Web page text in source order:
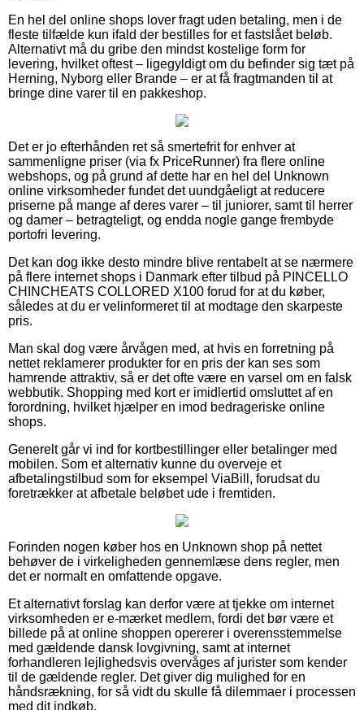
En hel del online shops lover fragt uden betaling, men i de
fleste tilfælde kun ifald der bestilles for et fastslået beløb.
Alternativt må du gribe den mindst kostelige form for
levering, hvilket oftest – ligegyldigt om du befinder sig tæt på
Herning, Nyborg eller Brande – er at få fragtmanden til at
bringe dine varer til en pakkeshop.
Det er jo efterhånden ret så smertefrit for enhver at
sammenligne priser (via fx PriceRunner) fra flere online
webshops, og på grund af dette har en hel del Unknown
online virksomheder fundet det uundgåeligt at reducere
priserne på mange af deres varer – til juniorer, samt til herrer
og damer – betragteligt, og endda nogle gange frembyde
portofri levering.
Det kan dog ikke desto mindre blive rentabelt at se nærmere
på flere internet shops i Danmark efter tilbud på PINCELLO
CHINCHEATS COLLORED X100 forud for at du køber,
således at du er velinformeret til at modtage den skarpeste
pris.
Man skal dog være årvågen med, at hvis en forretning på
nettet reklamerer produkter for en pris der kan ses som
hamrende attraktiv, så er det ofte være en varsel om en falsk
webbutik. Shopping med kort er imidlertid omsluttet af en
forordning, hvilket hjælper en imod bedrageriske online
shops.
Generelt går vi ind for kortbestillinger eller betalinger med
mobilen. Som et alternativ kunne du overveje et
afbetalingstilbud som for eksempel ViaBill, forudsat du
foretrækker at afbetale beløbet ude i fremtiden.
Forinden nogen køber hos en Unknown shop på nettet
behøver de i virkeligheden gennemlæse dens regler, men
det er normalt en omfattende opgave.
Et alternativt forslag kan derfor være at tjekke om internet
virksomheden er e-mærket medlem, fordi det bør være et
billede på at online shoppen opererer i overensstemmelse
med gældende dansk lovgivning, samt at internet
forhandleren lejlighedsvis overvåges af jurister som kender
til de gældende regler. Det giver dig mulighed for en
håndsrækning, for så vidt du skulle få dilemmaer i processen
med dit indkøb.